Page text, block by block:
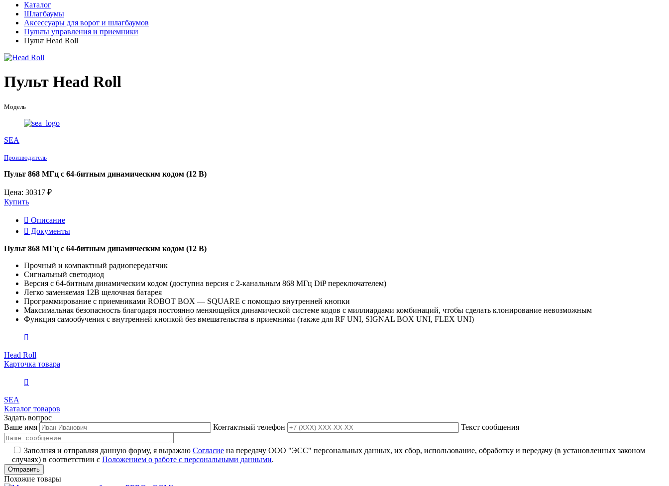
Каталог
Шлагбаумы
Аксессуары для ворот и шлагбаумов
Пульты управления и приемники
Пульт Head Roll
Пульт Head Roll
Модель
SEA
Производитель
Пульт 868 МГц с 64-битным динамическим кодом (12 В)
Цена: 30317 ₽
Купить
Описание
Документы
Пульт 868 МГц с 64-битным динамическим кодом (12 В)
Прочный и компактный радиопередатчик
Сигнальный светодиод
Версия с 64-битным динамическим кодом (доступна версия с 2-канальным 868 МГц DiP переключателем)
Легко заменяемая 12В щелочная батарея
Программирование с приемниками ROBOT BOX — SQUARE с помощью внутренней кнопки
Максимальная безопасность благодаря постоянно меняющейся динамической системе кодов с миллиардами комбинаций, чтобы сделать клонирование невозможным
Функция самообучения с внутренней кнопкой без вмешательства в приемники (также для RF UNI, SIGNAL BOX UNI, FLEX UNI)
Head Roll
Карточка товара
SEA
Каталог товаров
Задать вопрос
Ваше имя
Контактный телефон Текст сообщения
Заполняя и отправляя данную форму, я выражаю Согласие на передачу ООО "ЭСС" персональных данных, их сбор, использование, обработку и передачу (в установленных законом
случаях) в соответствии с Положением о работе с персональными данными.
Похожие товары